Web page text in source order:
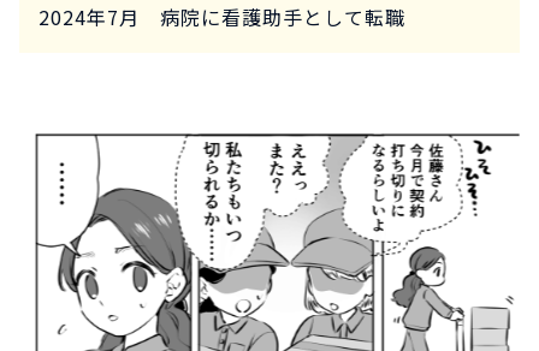
2024年7月 病院に看護助手として転職